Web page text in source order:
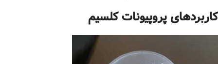
کاربردهای پروپیونات کلسیم